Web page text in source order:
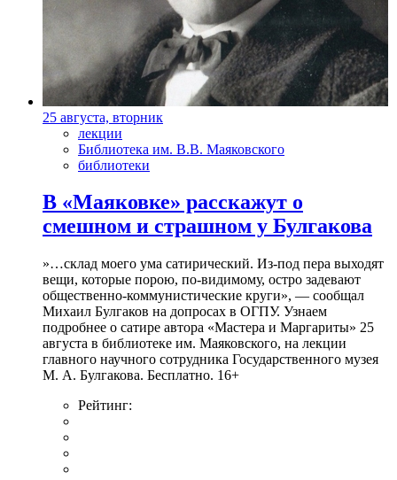
25 августа, вторник
лекции
Библиотека им. В.В. Маяковского
библиотеки
В «Маяковке» расскажут о
смешном и страшном у Булгакова
»…склад моего ума сатирический. Из-под пера выходят
вещи, которые порою, по-видимому, остро задевают
общественно-коммунистические круги», — сообщал
Михаил Булгаков на допросах в ОГПУ. Узнаем
подробнее о сатире автора «Мастера и Маргариты» 25
августа в библиотеке им. Маяковского, на лекции
главного научного сотрудника Государственного музея
М. А. Булгакова. Бесплатно. 16+
Рейтинг: